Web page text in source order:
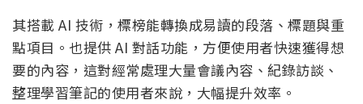
其搭載 AI 技術，標榜能轉換成易讀的段落、標題與重
點項目。也提供 AI 對話功能，方便使用者快速獲得想
要的內容，這對經常處理大量會議內容、紀錄訪談、
整理學習筆記的使用者來說，大幅提升效率。